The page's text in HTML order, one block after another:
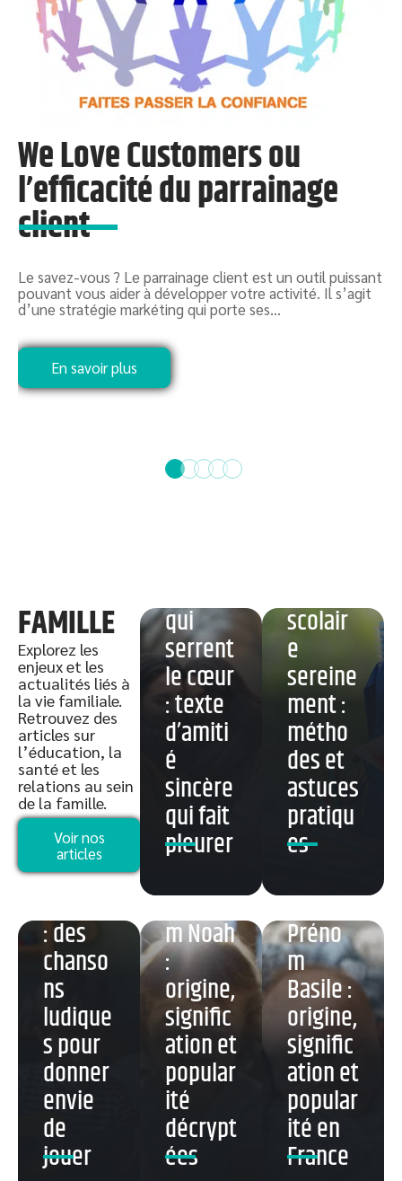
We Love Customers ou
l’efficacité du parrainage
client
Le savez-vous ? Le parrainage client est un outil puissant
pouvant vous aider à développer votre activité. Il s’agit
d’une stratégie markéting qui porte ses…
En savoir plus
FAMILLE
Explorez les
enjeux et les
actualités liés à
la vie familiale.
Retrouvez des
articles sur
l’éducation, la
santé et les
relations au sein
de la famille.
Voir nos
articles
qui
serrent
le cœur
: texte
d’amiti
é
sincère
qui fait
pleurer
scolair
e
sereine
ment :
métho
des et
astuces
pratiqu
es
Tablatu
re
guitare
Partitio
n pour
: des
chanso
ns
ludique
s pour
donner
envie
de
jouer
Préno
m Noah
:
origine,
signific
ation et
popular
ité
décrypt
ées
Préno
m
Basile :
origine,
signific
ation et
popular
ité en
France